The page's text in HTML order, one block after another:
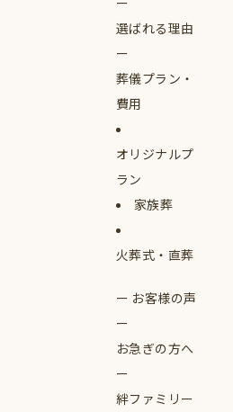
選ばれる理由
葬儀プラン・
費用
オリジナルプ
ラン
家族葬
火葬式・直葬
お客様の声
お急ぎの方へ
絆ファミリー